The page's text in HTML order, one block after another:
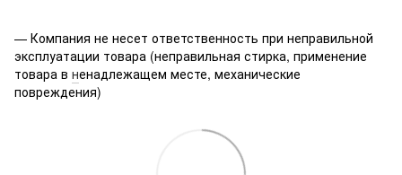
— Компания не несет ответственность при неправильной
эксплуатации товара (неправильная стирка, применение
товара в ненадлежащем месте, механические
повреждения)